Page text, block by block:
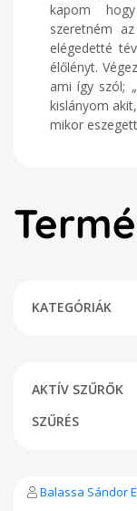
kapom
szeretném
elégedetté
élőlényt.
ami így szól;
kislányom
mikor
KATEGÓRIÁK
AKTÍV SZŰRŐK
SZŰRÉS
Balassa Sándor